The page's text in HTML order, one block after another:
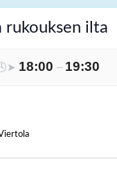
rukouksen ilta
18:00 – 19:30